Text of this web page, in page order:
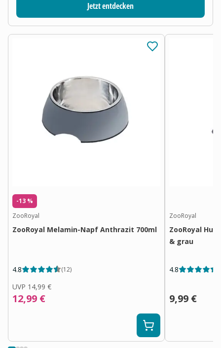
Jetzt entdecken
-13 %
ZooRoyal
ZooRoyal Melamin-Napf Anthrazit 700ml
4.8 (12)
UVP 14,99 €
12,99 €
ZooRoyal
ZooRoyal
& grau
4.8
9,99 €